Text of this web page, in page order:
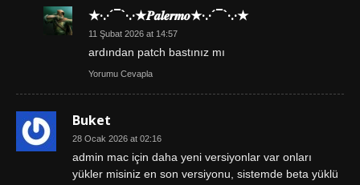
★·.·´¯`·.·★𝑷𝒂𝒍𝒆𝒓𝒎𝒐★·.·´¯`·.·★
11 Şubat 2026 at 14:57
ardından patch bastınız mı
Yorumu Cevapla
Buket
28 Ocak 2026 at 02:16
admin mac için daha yeni versiyonlar var onları
yükler misiniz en son versiyonu, sistemde beta yüklü